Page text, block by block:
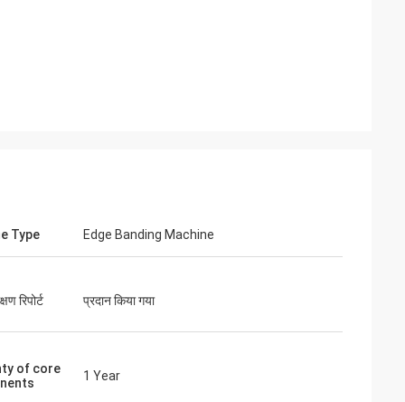
Type Edge Banding Machine
रिपोर्ट प्रदान किया गया
of core
1 Year